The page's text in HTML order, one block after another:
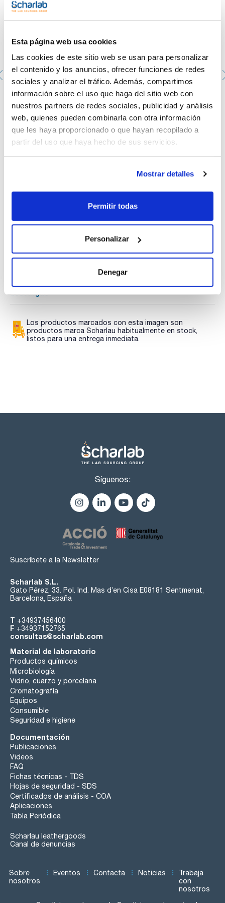
Esta página web usa cookies
Las cookies de este sitio web se usan para personalizar
el contenido y los anuncios, ofrecer funciones de redes
sociales y analizar el tráfico. Además, compartimos
información sobre el uso que haga del sitio web con
nuestros partners de redes sociales, publicidad y análisis
web, quienes pueden combinarla con otra información
que les haya proporcionado o que hayan recopilado a
partir del uso que haya hecho de sus servicios.
Mostrar detalles
Permitir todas
Personalizar
Denegar
Las tiras AlerTox® se caracterizan por:
- Alta sensibilidad: detecta niveles bajos de alérgeno
- Alta especificidad: sin reacciones cruzadas con alérgenos
- Fáciles de usar: protocolo simple y fácil de seguir.
- Sin necesidad de equipos de laboratorio: todo lo necesario
- Fácil de interpretar: test de flujo lateral de fácil visibilidad.
AlerTox Sticks Leche Total
HY0KIT3015
Envase: x 10u.
Disponibilidad: Ver stock
Mi precio
Comprar
Regístrate para
descargas
COA
Regístrate para
descargas
Regístrate para
descargas
Los productos marcados con esta imagen son
productos marca Scharlau habitualmente en stock,
listos para una entrega inmediata.
Síguenos:
Suscríbete a la Newsletter
Scharlab S.L.
Gato Pérez, 33. Pol. Ind. Mas d’en Cisa E08181 Sentmenat,
Barcelona, España
T +34937456400
F +34937152765
consultas@scharlab.com
Material de laboratorio
Productos químicos
Microbiología
Vidrio, cuarzo y porcelana
Cromatografía
Equipos
Consumible
Seguridad e higiene
Documentación
Publicaciones
Videos
FAQ
Fichas técnicas - TDS
Hojas de seguridad - SDS
Certificados de análisis - COA
Aplicaciones
Tabla Periódica
Scharlau leathergoods
Canal de denuncias
Sobre
nosotros
Eventos Contacta Noticias
Trabaja
con
nosotros